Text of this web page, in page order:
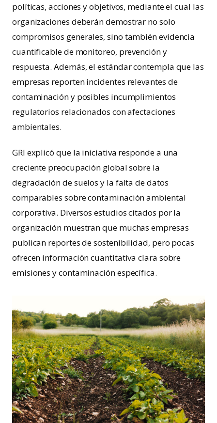
políticas, acciones y objetivos, mediante el cual las
organizaciones deberán demostrar no solo
compromisos generales, sino también evidencia
cuantificable de monitoreo, prevención y
respuesta. Además, el estándar contempla que las
empresas reporten incidentes relevantes de
contaminación y posibles incumplimientos
regulatorios relacionados con afectaciones
ambientales.
GRI explicó que la iniciativa responde a una
creciente preocupación global sobre la
degradación de suelos y la falta de datos
comparables sobre contaminación ambiental
corporativa. Diversos estudios citados por la
organización muestran que muchas empresas
publican reportes de sostenibilidad, pero pocas
ofrecen información cuantitativa clara sobre
emisiones y contaminación específica.